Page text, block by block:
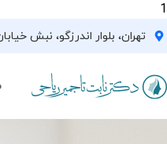
1
تهران، بلوار اندرزگو، نبش خیابان عبداللهی جنوبی،